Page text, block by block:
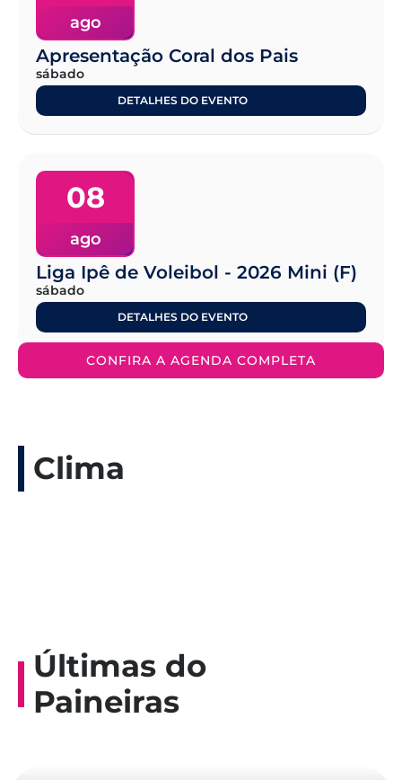
ago
Apresentação Coral dos Pais
sábado
DETALHES DO EVENTO
08
ago
Liga Ipê de Voleibol - 2026 Mini (F)
sábado
DETALHES DO EVENTO
CONFIRA A AGENDA COMPLETA
Clima
Últimas do
Paineiras